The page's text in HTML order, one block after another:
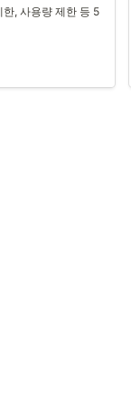
과 서비스 간의 연결
동시에 보안 위협에
보안은 그 어느
지를 소개합니다.
, 사용량 제한 등 5